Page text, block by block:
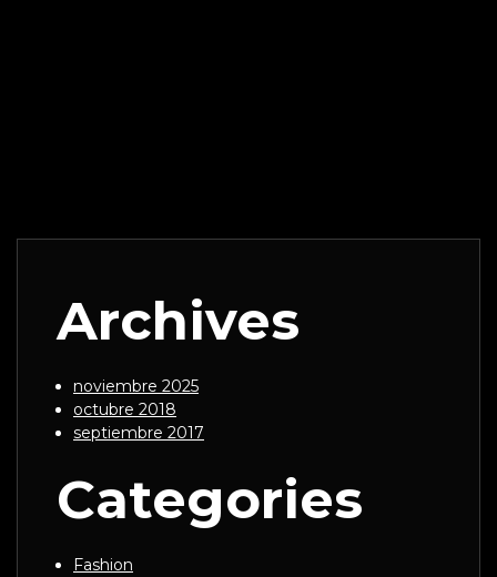
Archives
noviembre 2025
octubre 2018
septiembre 2017
Categories
Fashion